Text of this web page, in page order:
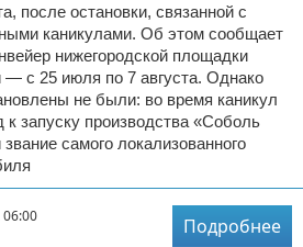
после остановки, связанной с
каникулами. Об этом сообщает
нижегородской площадки
— с 25 июля по 7 августа. Однако
не были: во время каникул
к запуску производства «Соболь
самого локализованного
Подробнее